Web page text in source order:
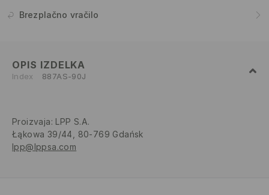
Brezplačno vračilo
OPIS IZDELKA
Index 887AS-90J
Proizvaja: LPP S.A.
Łąkowa 39/44, 80-769 Gdańsk
lpp@lppsa.com